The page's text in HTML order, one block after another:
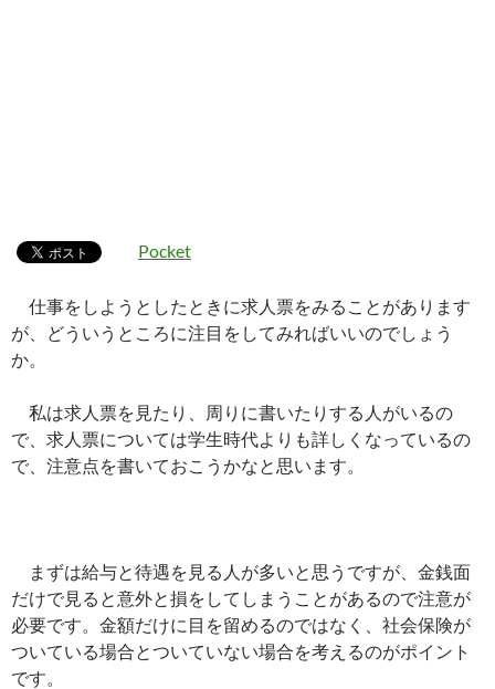
Pocket
仕事をしようとしたときに求人票をみることがあります
が、どういうところに注目をしてみればいいのでしょう
か。
私は求人票を見たり、周りに書いたりする人がいるの
で、求人票については学生時代よりも詳しくなっているの
で、注意点を書いておこうかなと思います。
まずは給与と待遇を見る人が多いと思うですが、金銭面
だけで見ると意外と損をしてしまうことがあるので注意が
必要です。金額だけに目を留めるのではなく、社会保険が
ついている場合とついていない場合を考えるのがポイント
です。